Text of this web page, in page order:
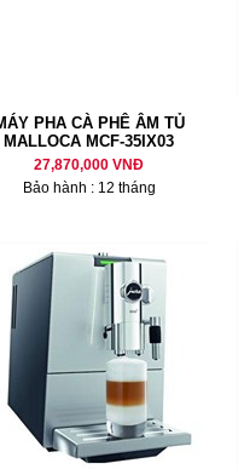
PHA CÀ PHÊ ÂM TỦ
MALLOCA MCF-35IX03
27,870,000 VNĐ
Bảo hành : 12 tháng